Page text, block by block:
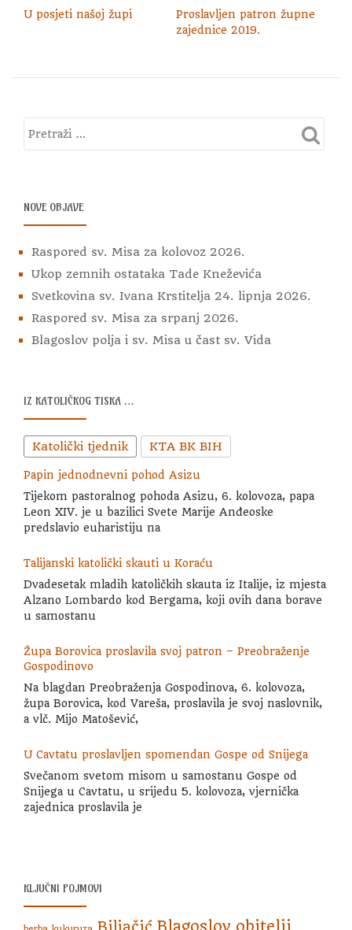
U posjeti našoj župi
Proslavljen patron župne
zajednice 2019.
NOVE OBJAVE
Raspored sv. Misa za kolovoz 2026.
Ukop zemnih ostataka Tade Kneževića
Svetkovina sv. Ivana Krstitelja 24. lipnja 2026.
Raspored sv. Misa za srpanj 2026.
Blagoslov polja i sv. Misa u čast sv. Vida
IZ KATOLIČKOG TISKA …
Katolički tjednik KTA BK BIH
Papin jednodnevni pohod Asizu
Tijekom pastoralnog pohoda Asizu, 6. kolovoza, papa
Leon XIV. je u bazilici Svete Marije Anđeoske
predslavio euharistiju na
Talijanski katolički skauti u Koraću
Dvadesetak mladih katoličkih skauta iz Italije, iz mjesta
Alzano Lombardo kod Bergama, koji ovih dana borave
u samostanu
Župa Borovica proslavila svoj patron – Preobraženje
Gospodinovo
Na blagdan Preobraženja Gospodinova, 6. kolovoza,
župa Borovica, kod Vareša, proslavila je svoj naslovnik,
a vlč. Mijo Matošević,
U Cavtatu proslavljen spomendan Gospe od Snijega
Svečanom svetom misom u samostanu Gospe od
Snijega u Cavtatu, u srijedu 5. kolovoza, vjernička
zajednica proslavila je
KLJUČNI POJMOVI
Biljačić